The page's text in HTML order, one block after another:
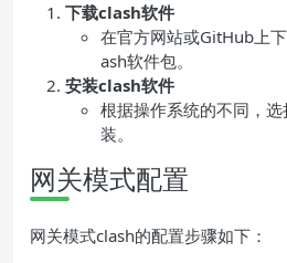
下载clash软件
在官方网站或GitHub上
ash软件包。
安装clash软件
根据操作系统的不同，
装。
网关模式配置
网关模式clash的配置步骤如下：